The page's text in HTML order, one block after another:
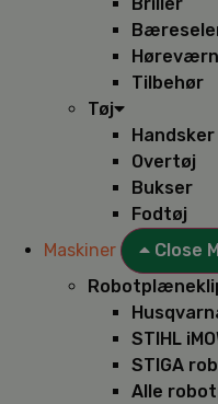
Briller
Høreværn
Tilbehør
Tøj
Handsker
Overtøj
Bukser
Fodtøj
Maskiner
Close
STIHL
STIGA
Alle